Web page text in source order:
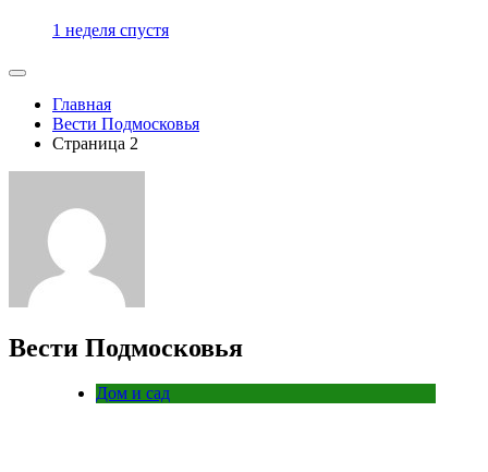
1 неделя спустя
Главная
Вести Подмосковья
Страница 2
Вести Подмосковья
Дом и сад